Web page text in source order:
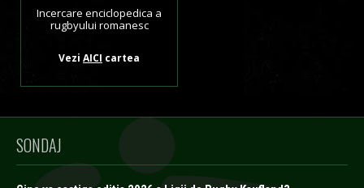
Incercare enciclopedica a
rugbyului romanesc
Vezi AICI cartea
SONDAJ